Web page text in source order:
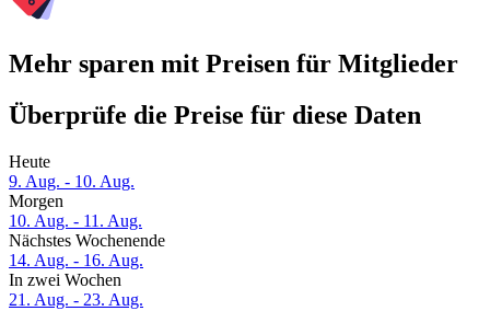
Mehr sparen mit Preisen für Mitglieder
Überprüfe die Preise für diese Daten
Heute
9. Aug. - 10. Aug.
Morgen
10. Aug. - 11. Aug.
Nächstes Wochenende
14. Aug. - 16. Aug.
In zwei Wochen
21. Aug. - 23. Aug.